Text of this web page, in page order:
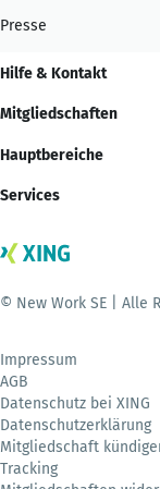
Presse
Hilfe & Kontakt
Mitgliedschaften
Hauptbereiche
Services
© New Work SE | Alle
Impressum
AGB
Datenschutz bei XING
Datenschutzerklärung
Mitgliedschaft
Tracking